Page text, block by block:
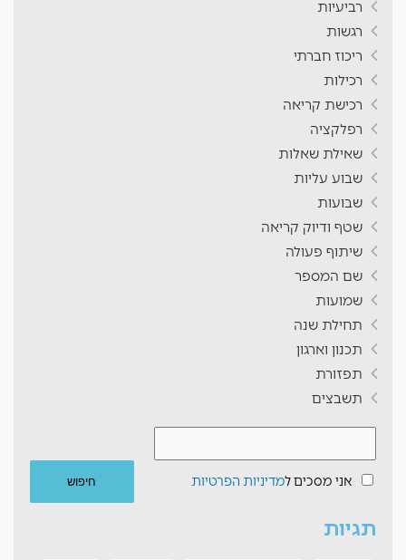
רביעיות
רגשות
ריכוז חברתי
רכילות
רכישת קריאה
רפלקציה
שאילת שאלות
שבוע עליות
שבועות
שטף ודיוק קריאה
שיתוף פעולה
שם המספר
שמועות
תחילת שנה
תכנון וארגון
תפזורת
תשבצים
אני מסכים למדיניות הפרטיות
תגיות